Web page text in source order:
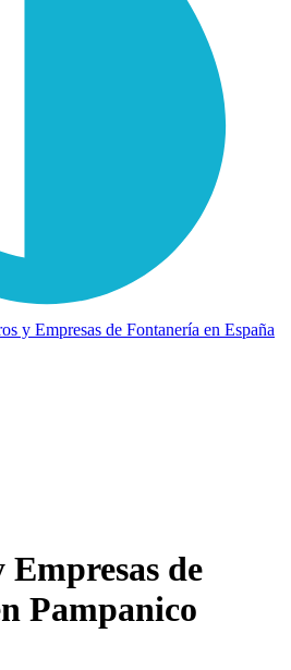
y Empresas de Fontanería en España
de
Pampanico